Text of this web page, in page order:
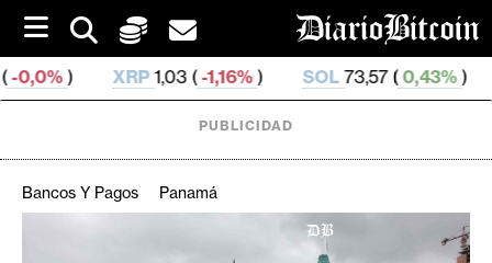
i
p
t
o
1,03 (-1,16% ) SOL73,57 (0,43%) TRX0,326 757 (
PUBLICIDAD
Bancos Y Pagos Panamá